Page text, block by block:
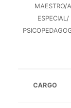
MAESTRO/A
ESPECIAL/
CARGO